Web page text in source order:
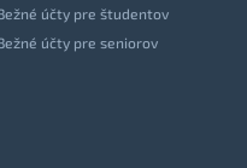
účty pre študentov
účty pre seniorov